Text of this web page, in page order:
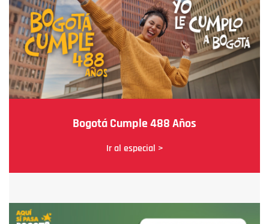
Bogotá Cumple 488 Años
Ir al especial >